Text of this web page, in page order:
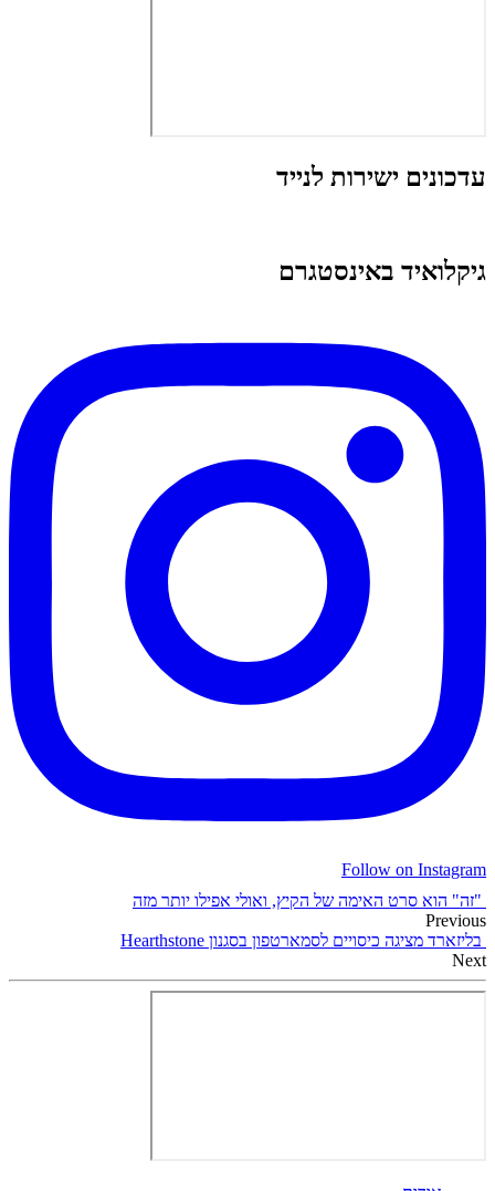
עדכונים ישירות לנייד
גיקלואיד באינסטגרם
Follow on Instagram
"זה" הוא סרט האימה של הקיץ, ואולי אפילו יותר מזה
Previous
בליזארד מציגה כיסויים לסמארטפון בסגנון Hearthstone
Next